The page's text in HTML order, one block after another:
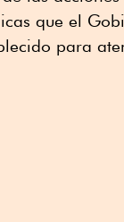
que el
para